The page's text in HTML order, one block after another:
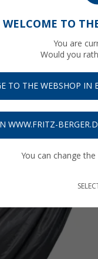
recyceltem
WELCOME TO
You are
Would you
TO THE WEBSHOP IN
WWW.FRITZ-
You can change